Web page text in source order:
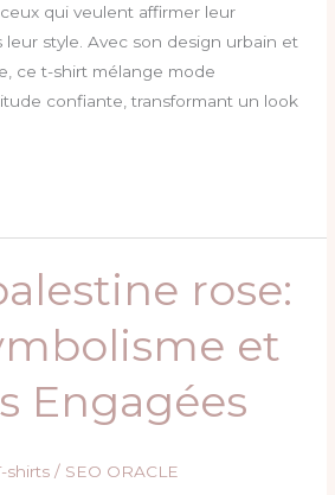
qui veulent affirmer leur
leur style. Avec son design urbain et
ce t-shirt mélange mode
confiante, transformant un look
rose:
et
Engagées
shirts / SEO ORACLE